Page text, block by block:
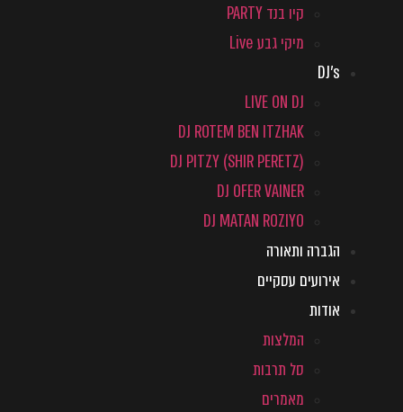
קיו בנד PARTY
מיקי גבע Live
DJ's
LIVE ON DJ
DJ ROTEM BEN ITZHAK
DJ PITZY (SHIR PERETZ)
DJ OFER VAINER
DJ MATAN ROZIYO
הגברה ותאורה
אירועים עסקיים
אודות
המלצות
סל תרבות
מאמרים